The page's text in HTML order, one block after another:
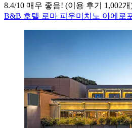
8.4/10 매우 좋음! (이용 후기 1,002개
B&B 호텔 로마 피우미치노 아에로